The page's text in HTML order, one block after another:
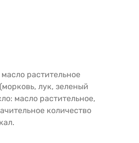
растительное
лук, зеленый
масло растительное,
количество